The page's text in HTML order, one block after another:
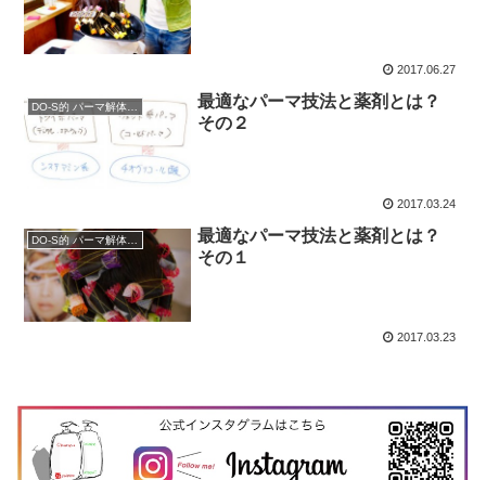
2017.06.27
DO-S的 パーマ解体新書
最適なパーマ技法と薬剤とは？
その２
2017.03.24
DO-S的 パーマ解体新書
最適なパーマ技法と薬剤とは？
その１
2017.03.23